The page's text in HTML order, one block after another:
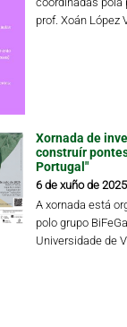
prof. Xoán López
Xornada de
construír
Portugal"
6 de xuño de
A xornada está
polo grupo
Universidade de